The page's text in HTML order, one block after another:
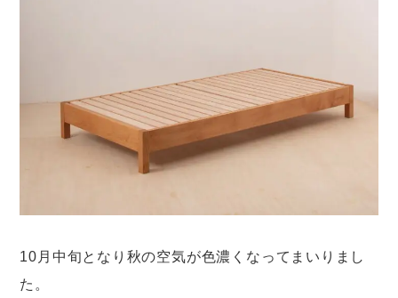
10月中旬となり秋の空気が色濃くなってまいりまし
た。